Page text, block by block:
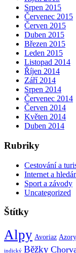
Srpen 2015
Červenec 2015
Červen 2015
Duben 2015
Březen 2015
Leden 2015
Listopad 2014
Říjen 2014
Září 2014
Srpen 2014
Červenec 2014
Červen 2014
Květen 2014
Duben 2014
Rubriky
Cestování a
Internet a
Sport a závody
Uncategorized
Štítky
Alpy Avoriaz Azory
indický Běžky